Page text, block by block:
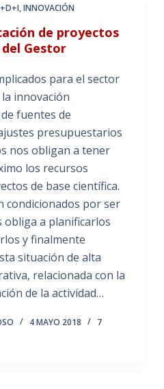
,INNOVACIÓN
de proyectos
Gestor
para el sector
innovación
fuentes de
presupuestarios
nos obligan a tener
los recursos
de base científica.
condicionados por ser
obliga a planificarlos
y finalmente
situación de alta
relacionada con la
de la actividad…
4 MAYO 2018
7